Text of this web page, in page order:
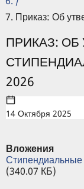
Приказ: Об
ПРИКАЗ:
2026
14 Октября 2025
Вложения
Стипендиальные
(340.07 КБ)